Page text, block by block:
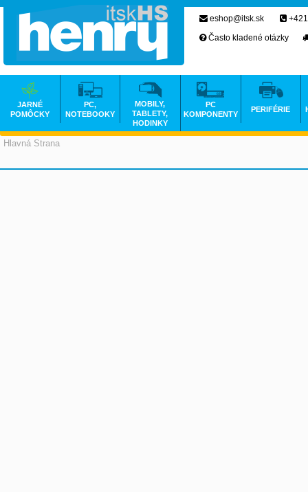
Hlavná Strana
eshop@itsk.sk
Často kladené otázky
JARNÉ
POMÔCKY
PC,
NOTEBOOKY
MOBILY,
TABLETY,
HODINKY
PC
KOMPONENTY
PERIFÉRIE